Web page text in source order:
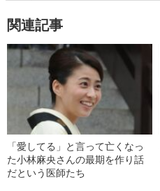
関連記事
「愛してる」と言って亡くなっ
た小林麻央さんの最期を作り話
だという医師たち